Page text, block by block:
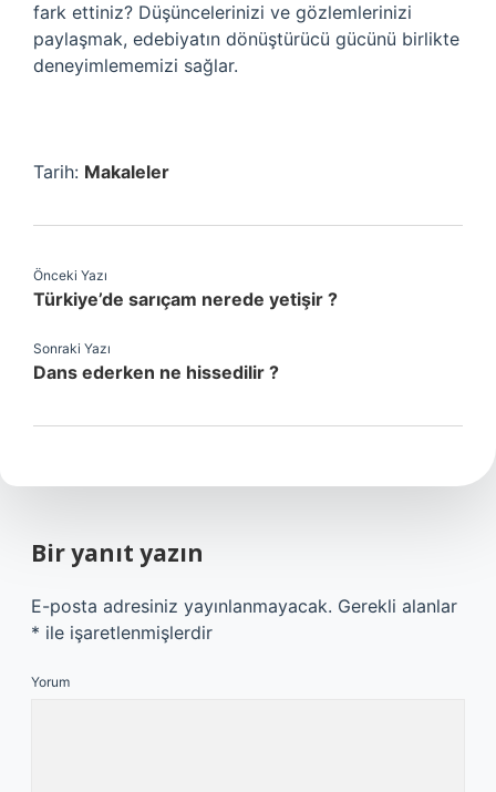
fark ettiniz? Düşüncelerinizi ve gözlemlerinizi
paylaşmak, edebiyatın dönüştürücü gücünü birlikte
deneyimlememizi sağlar.
Tarih: Makaleler
Önceki Yazı
Türkiye’de sarıçam nerede yetişir ?
Sonraki Yazı
Dans ederken ne hissedilir ?
Bir yanıt yazın
E-posta adresiniz yayınlanmayacak. Gerekli alanlar
* ile işaretlenmişlerdir
Yorum